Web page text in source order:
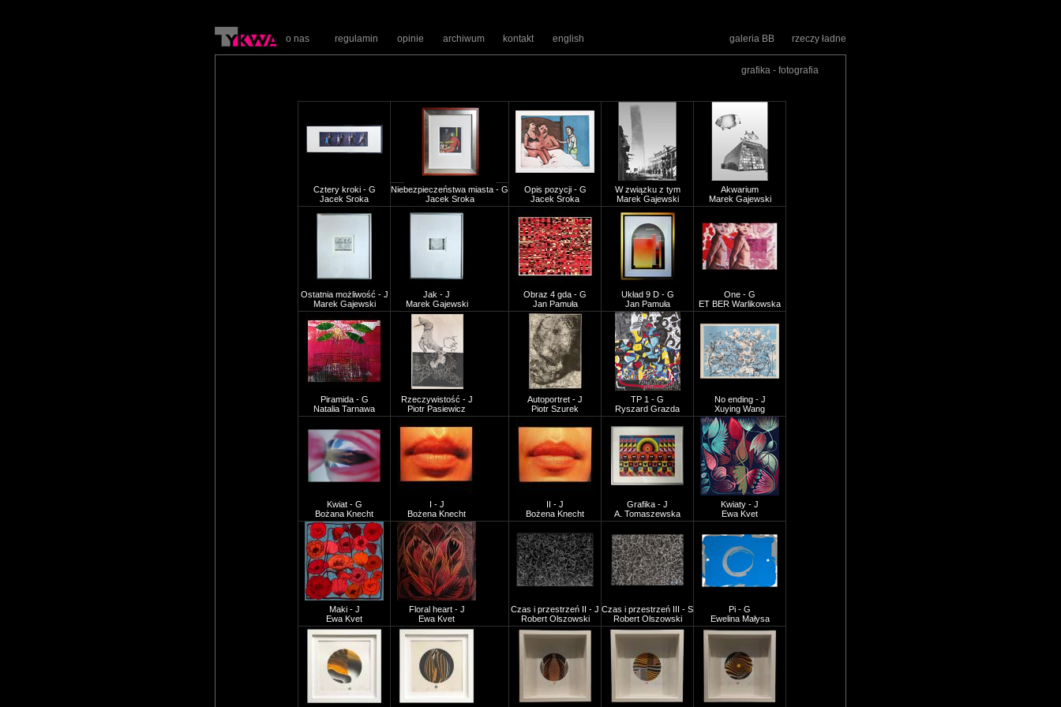
o nas regulamin opinie archiwum kontakt english galeria BB rzeczy ładne
grafika - fotografia
Cztery kroki - G
Jacek Sroka
Niebezpieczeństwa miasta - G
Jacek Sroka
Opis pozycji - G
Jacek Sroka
W związku z tym
Marek Gajewski
Akwarium
Marek Gajewski
Ostatnia możliwość - J
Marek Gajewski
Jak - J
Marek Gajewski
Obraz 4 gda - G
Jan Pamuła
Układ 9 D - G
Jan Pamuła
One - G
ET BER Warlikowska
Piramida - G
Natalia Tarnawa
Rzeczywistość - J
Piotr Pasiewicz
Autoportret - J
Piotr Szurek
TP 1 - G
Ryszard Grazda
No ending - J
Xuying Wang
Kwiat - G
Bożana Knecht
I - J
Bożena Knecht
II - J
Bożena Knecht
Grafika - J
A. Tomaszewska
Kwiaty - J
Ewa Kvet
Maki - J
Ewa Kvet
Floral heart - J
Ewa Kvet
Czas i przestrzeń II - J
Robert Olszowski
Czas i przestrzeń III - S
Robert Olszowski
Pi - G
Ewelina Małysa